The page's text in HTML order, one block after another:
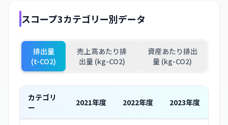
スコープ3カテゴリー別データ
排出量
(t-CO2)
売上高あたり排
出量 (kg-CO2)
資産あたり排出
量 (kg-CO2)
カテゴリ
ー
2021年度 2022年度 2023年度